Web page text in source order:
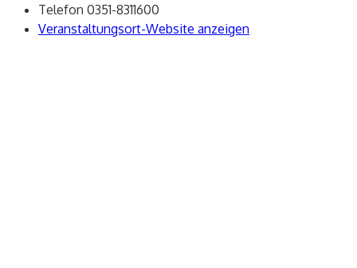
Telefon 0351-8311600
Veranstaltungsort-Website anzeigen